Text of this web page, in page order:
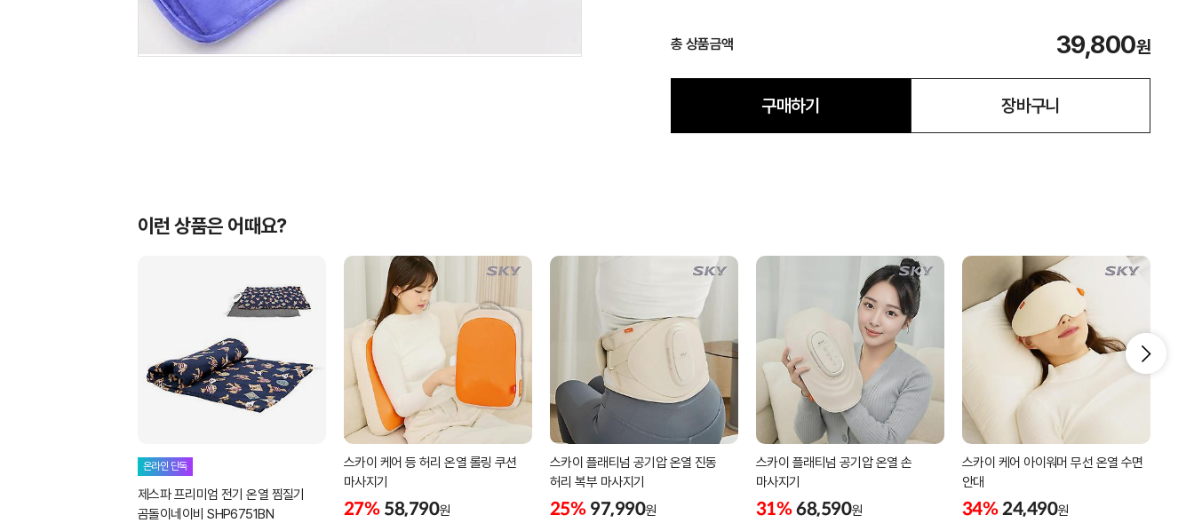
총 상품금액 39,800원
구매하기 장바구니
이런 상품은 어때요?
온라인 단독
제스파 프리미엄 전기 온열 찜질기
곰돌이네이비 SHP6751BN
스카이 케어 등 허리 온열 롤링 쿠션
마사지기
27% 58,790원
스카이 플래티넘 공기압 온열 진동
허리 복부 마사지기
25% 97,990원
스카이 플래티넘 공기압 온열 손
마사지기
31% 68,590원
스카이 케어 아이워머 무선 온열 수면
안대
34% 24,490원